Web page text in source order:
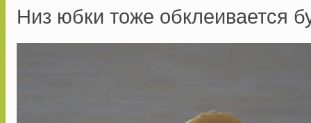
Низ юбки тоже обклеивается